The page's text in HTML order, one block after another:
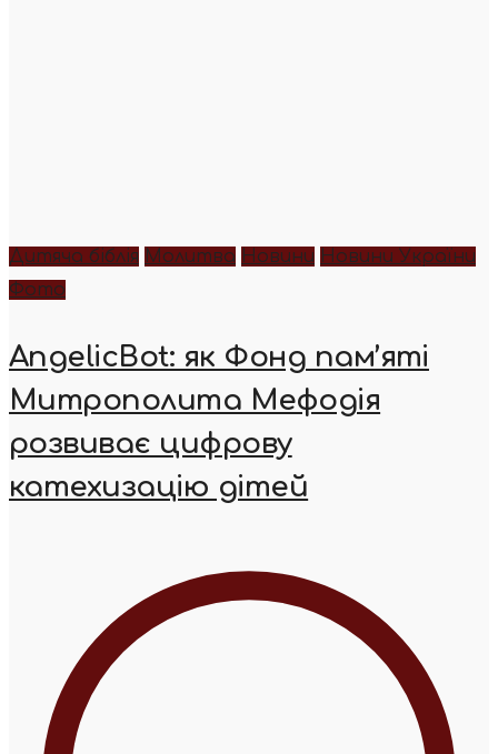
Дитяча біблія Молитва Новини Новини України
Фото
AngelicBot: як Фонд пам’яті
Митрополита Мефодія
розвиває цифрову
катехизацію дітей